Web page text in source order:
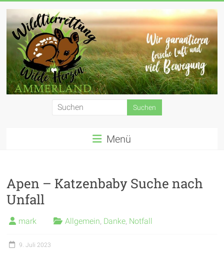
Inhalt
springen
Wildtierrettung
e.
V.
Wir
frische
Menü
Apen – Katzenbaby Suche nach
Unfall
mark Allgemein, Danke, Notfall
9. Juli 2023